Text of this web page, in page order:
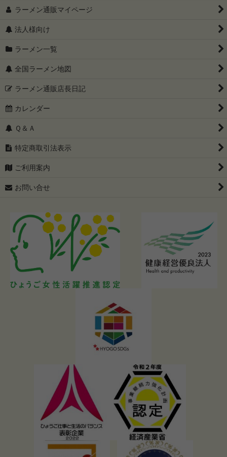
ラーメン通販マイページ
法人様向け
ラーメン一覧
全国ラーメン地図
ラーメン通販店長日記
カレンダー
Ｑ＆Ａ
特定商取引法表示
ご利用案内
お問い合せ